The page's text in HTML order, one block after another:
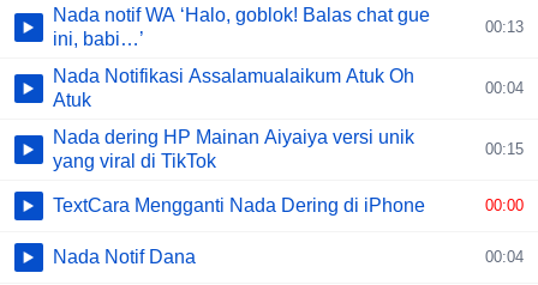
Nada notif WA ‘Halo, goblok! Balas chat gue
ini, babi…’
00:13
Nada Notifikasi Assalamualaikum Atuk Oh
Atuk
00:04
Nada dering HP Mainan Aiyaiya versi unik
yang viral di TikTok
00:15
TextCara Mengganti Nada Dering di iPhone 00:00
Nada Notif Dana 00:04